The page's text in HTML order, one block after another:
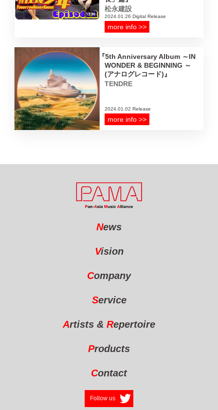
松永建設
2024.01.26 Digital Release
more info >>
5th Anniversary Album ～IN
WONDER & BEGINNING ～
(アナログレコード)
TENDRE
2024.01.02 Release
more info >>
News
Vision
Company
Service
Artists & Repertoire
Products
Contact
Follow us